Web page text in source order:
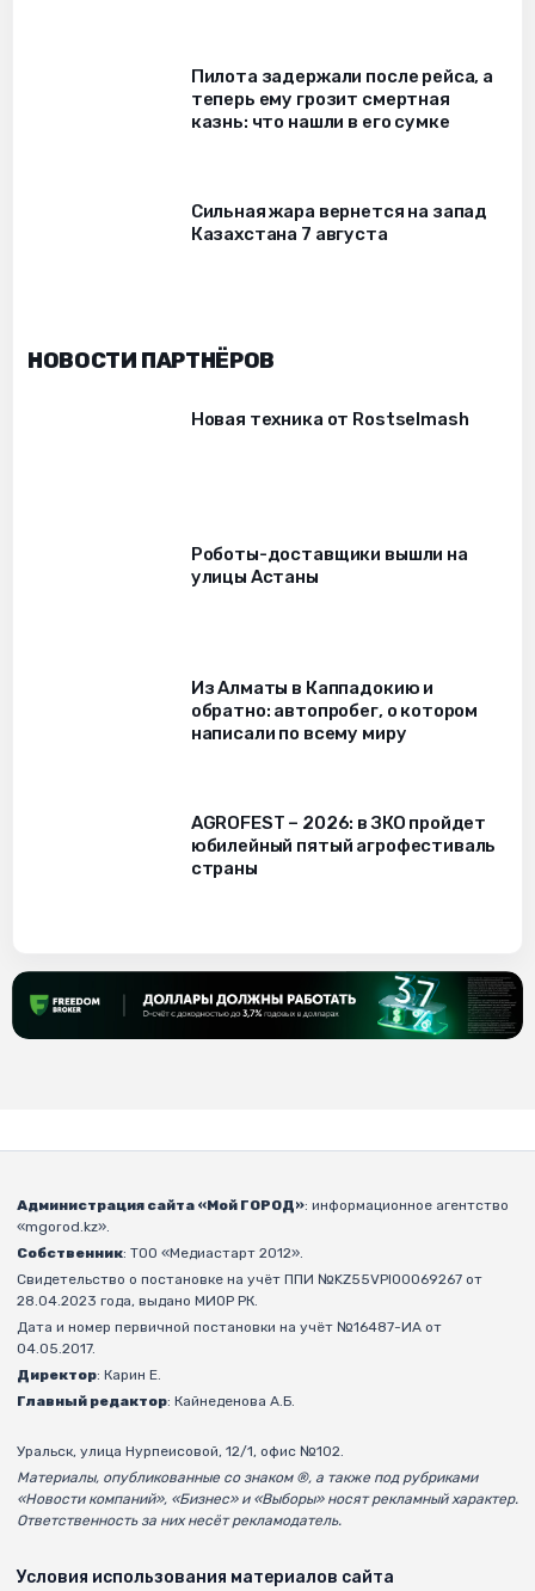
Пилота задержали после рейса, а
теперь ему грозит смертная
казнь: что нашли в его сумке
Сильная жара вернется на запад
Казахстана 7 августа
НОВОСТИ ПАРТНЁРОВ
Новая техника от Rostselmash
Роботы-доставщики вышли на
улицы Астаны
Из Алматы в Каппадокию и
обратно: автопробег, о котором
написали по всему миру
AGROFEST – 2026: в ЗКО пройдет
юбилейный пятый агрофестиваль
страны
Администрация сайта «Мой ГОРОД»: информационное агентство
«mgorod.kz».
Собственник: ТОО «Медиастарт 2012».
Свидетельство о постановке на учёт ППИ №KZ55VPI00069267 от
28.04.2023 года, выдано МИОР РК.
Дата и номер первичной постановки на учёт №16487-ИА от
04.05.2017.
Директор: Карин Е.
Главный редактор: Кайнеденова А.Б.
Уральск, улица Нурпеисовой, 12/1, офис №102.
Материалы, опубликованные со знаком ®, а также под рубриками
«Новости компаний», «Бизнес» и «Выборы» носят рекламный характер.
Ответственность за них несёт рекламодатель.
Условия использования материалов сайта